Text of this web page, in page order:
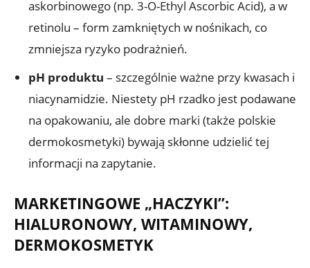
askorbinowego (np. 3-O-Ethyl Ascorbic Acid), a w
retinolu – form zamkniętych w nośnikach, co
zmniejsza ryzyko podrażnień.
pH produktu – szczególnie ważne przy kwasach i
niacynamidzie. Niestety pH rzadko jest podawane
na opakowaniu, ale dobre marki (także polskie
dermokosmetyki) bywają skłonne udzielić tej
informacji na zapytanie.
MARKETINGOWE „HACZYKI”:
HIALURONOWY, WITAMINOWY,
DERMOKOSMETYK